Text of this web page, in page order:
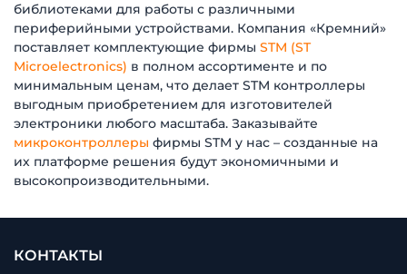
библиотеками для работы с различными
периферийными устройствами. Компания «Кремний»
поставляет комплектующие фирмы STM (ST
Microelectronics) в полном ассортименте и по
минимальным ценам, что делает STM контроллеры
выгодным приобретением для изготовителей
электроники любого масштаба. Заказывайте
микроконтроллеры фирмы STM у нас – созданные на
их платформе решения будут экономичными и
высокопроизводительными.
КОНТАКТЫ